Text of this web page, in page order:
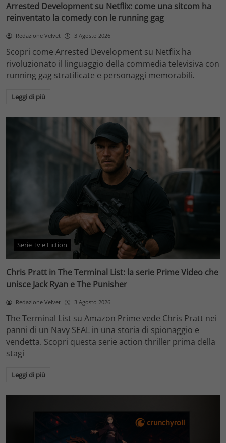
Arrested Development su Netflix: come una sitcom ha
reinventato la comedy con le running gag
Redazione Velvet 3 Agosto 2026
Scopri come Arrested Development su Netflix ha
rivoluzionato il linguaggio della commedia televisiva con
running gag stratificate e personaggi memorabili.
Leggi di più
Serie Tv e Fiction
Chris Pratt in The Terminal List: la serie Prime Video che
unisce Jack Ryan e The Punisher
Redazione Velvet 3 Agosto 2026
The Terminal List su Amazon Prime vede Chris Pratt nei
panni di un Navy SEAL in una storia di spionaggio e
vendetta. Scopri questa serie action thriller prima della
stagi
Leggi di più